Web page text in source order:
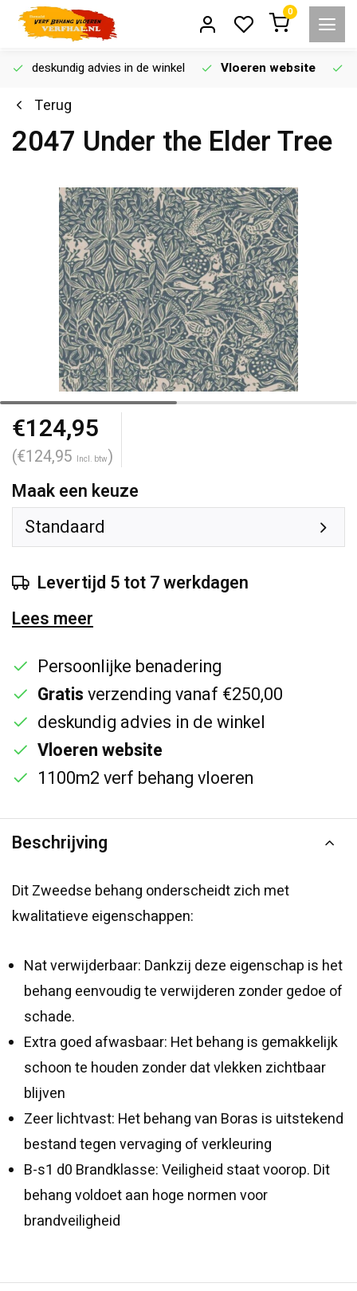
0
deskundig advies in de winkel Vloeren website
Terug
2047 Under the Elder Tree
€124,95
(€124,95 Incl. btw)
Maak een keuze
Standaard
Levertijd 5 tot 7 werkdagen
Lees meer
Persoonlijke benadering
Gratisverzending vanaf €250,00
deskundig advies in de winkel
Vloeren website
1100m2 verf behang vloeren
Beschrijving
Dit Zweedse behang onderscheidt zich met
kwalitatieve eigenschappen:
Nat verwijderbaar: Dankzij deze eigenschap is het
behang eenvoudig te verwijderen zonder gedoe of
schade.
Extra goed afwasbaar: Het behang is gemakkelijk
schoon te houden zonder dat vlekken zichtbaar
blijven
Zeer lichtvast: Het behang van Boras is uitstekend
bestand tegen vervaging of verkleuring
B-s1 d0 Brandklasse: Veiligheid staat voorop. Dit
behang voldoet aan hoge normen voor
brandveiligheid